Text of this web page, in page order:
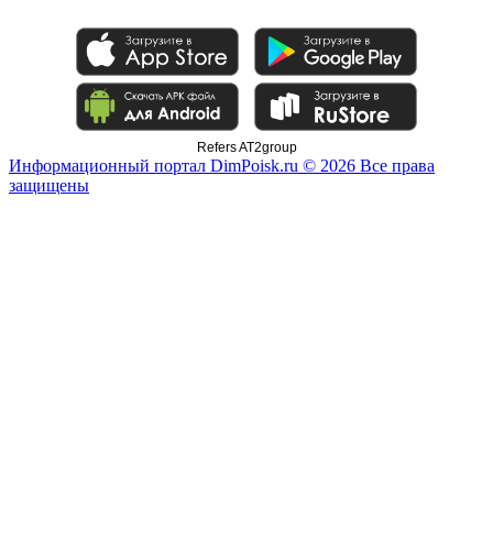
Refers AT2group
Информационный портал DimPoisk.ru © 2026 Все права
защищены